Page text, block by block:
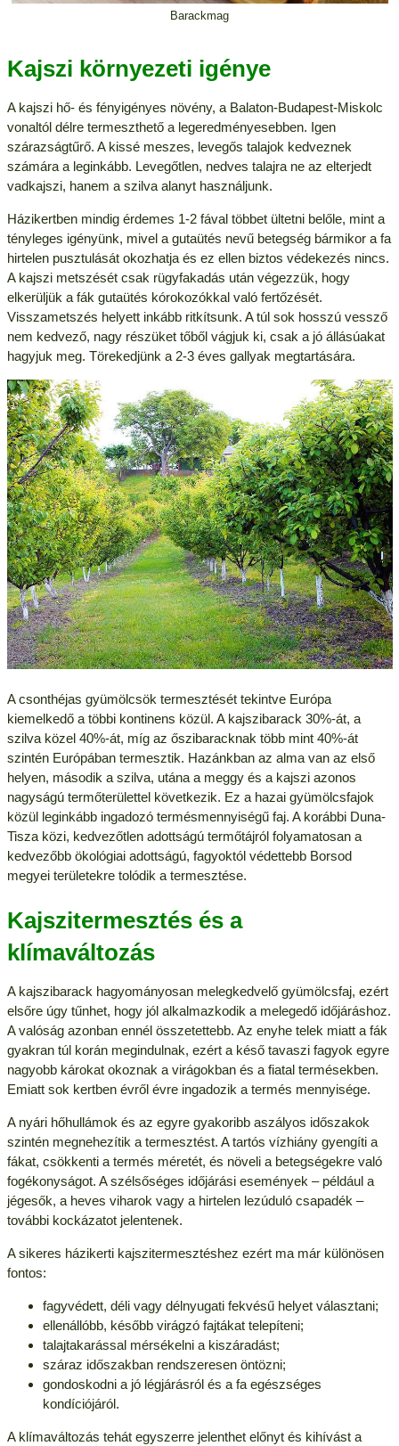
Barackmag
Kajszi környezeti igénye
A kajszi hő- és fényigényes növény, a Balaton-Budapest-Miskolc
vonaltól délre termeszthető a legeredményesebben. Igen
szárazságtűrő. A kissé meszes, levegős talajok kedveznek
számára a leginkább. Levegőtlen, nedves talajra ne az elterjedt
vadkajszi, hanem a szilva alanyt használjunk.
Házikertben mindig érdemes 1-2 fával többet ültetni belőle, mint a
tényleges igényünk, mivel a gutaütés nevű betegség bármikor a fa
hirtelen pusztulását okozhatja és ez ellen biztos védekezés nincs.
A kajszi metszését csak rügyfakadás után végezzük, hogy
elkerüljük a fák gutaütés kórokozókkal való fertőzését.
Visszametszés helyett inkább ritkítsunk. A túl sok hosszú vessző
nem kedvező, nagy részüket tőből vágjuk ki, csak a jó állásúakat
hagyjuk meg. Törekedjünk a 2-3 éves gallyak megtartására.
A csonthéjas gyümölcsök termesztését tekintve Európa
kiemelkedő a többi kontinens közül. A kajszibarack 30%-át, a
szilva közel 40%-át, míg az őszibaracknak több mint 40%-át
szintén Európában termesztik. Hazánkban az alma van az első
helyen, második a szilva, utána a meggy és a kajszi azonos
nagyságú termőterülettel következik. Ez a hazai gyümölcsfajok
közül leginkább ingadozó termésmennyiségű faj. A korábbi Duna-
Tisza közi, kedvezőtlen adottságú termőtájról folyamatosan a
kedvezőbb ökológiai adottságú, fagyoktól védettebb Borsod
megyei területekre tolódik a termesztése.
Kajszitermesztés és a
klímaváltozás
A kajszibarack hagyományosan melegkedvelő gyümölcsfaj, ezért
elsőre úgy tűnhet, hogy jól alkalmazkodik a melegedő időjáráshoz.
A valóság azonban ennél összetettebb. Az enyhe telek miatt a fák
gyakran túl korán megindulnak, ezért a késő tavaszi fagyok egyre
nagyobb károkat okoznak a virágokban és a fiatal termésekben.
Emiatt sok kertben évről évre ingadozik a termés mennyisége.
A nyári hőhullámok és az egyre gyakoribb aszályos időszakok
szintén megnehezítik a termesztést. A tartós vízhiány gyengíti a
fákat, csökkenti a termés méretét, és növeli a betegségekre való
fogékonyságot. A szélsőséges időjárási események – például a
jégesők, a heves viharok vagy a hirtelen lezúduló csapadék –
további kockázatot jelentenek.
A sikeres házikerti kajszitermesztéshez ezért ma már különösen
fontos:
fagyvédett, déli vagy délnyugati fekvésű helyet választani;
ellenállóbb, később virágzó fajtákat telepíteni;
talajtakarással mérsékelni a kiszáradást;
száraz időszakban rendszeresen öntözni;
gondoskodni a jó légjárásról és a fa egészséges
kondíciójáról.
A klímaváltozás tehát egyszerre jelenthet előnyt és kihívást a